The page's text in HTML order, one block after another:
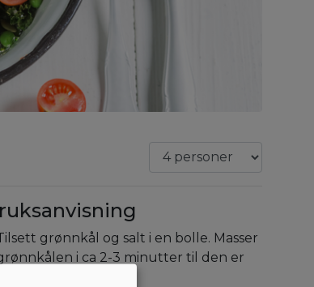
grønnkål og salt i en bolle. Masser
i ca 2-3 minutter til den er